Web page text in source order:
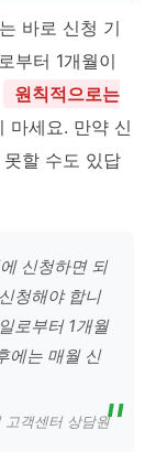
바로 신청 기
부터 1개월이
원칙적으로는
마세요. 만약 신
할 수도 있답
신청하면 되
청해야 합니
로부터 1개월
에는 매월 신
고객센터 상담원